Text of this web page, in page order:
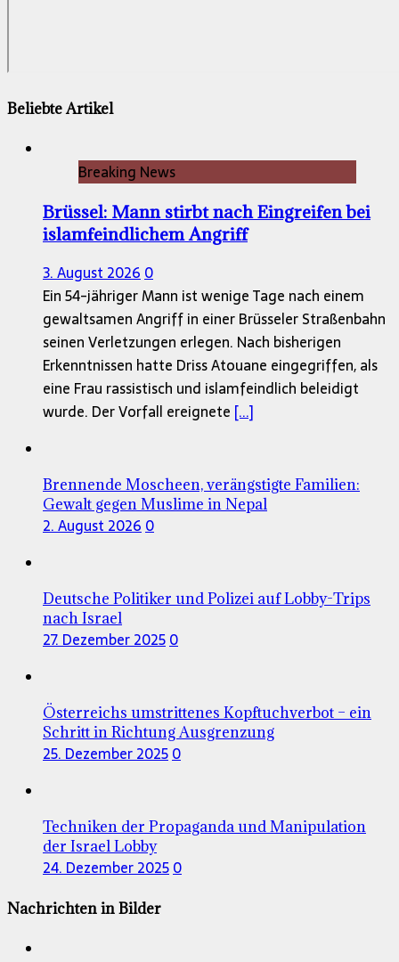
Beliebte Artikel
Breaking News
Brüssel: Mann stirbt nach Eingreifen bei
islamfeindlichem Angriff
3. August 20260
Ein 54-jähriger Mann ist wenige Tage nach einem
gewaltsamen Angriff in einer Brüsseler Straßenbahn
seinen Verletzungen erlegen. Nach bisherigen
Erkenntnissen hatte Driss Atouane eingegriffen, als
eine Frau rassistisch und islamfeindlich beleidigt
wurde. Der Vorfall ereignete [...]
Brennende Moscheen, verängstigte Familien:
Gewalt gegen Muslime in Nepal
2. August 20260
Deutsche Politiker und Polizei auf Lobby-Trips
nach Israel
27. Dezember 20250
Österreichs umstrittenes Kopftuchverbot – ein
Schritt in Richtung Ausgrenzung
25. Dezember 20250
Techniken der Propaganda und Manipulation
der Israel Lobby
24. Dezember 20250
Nachrichten in Bilder